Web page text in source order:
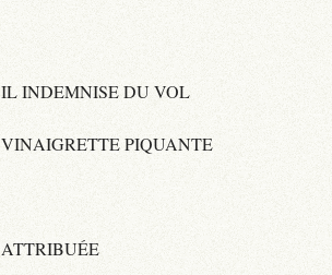
IL INDEMNISE DU VOL
VINAIGRETTE PIQUANTE
ATTRIBUÉE